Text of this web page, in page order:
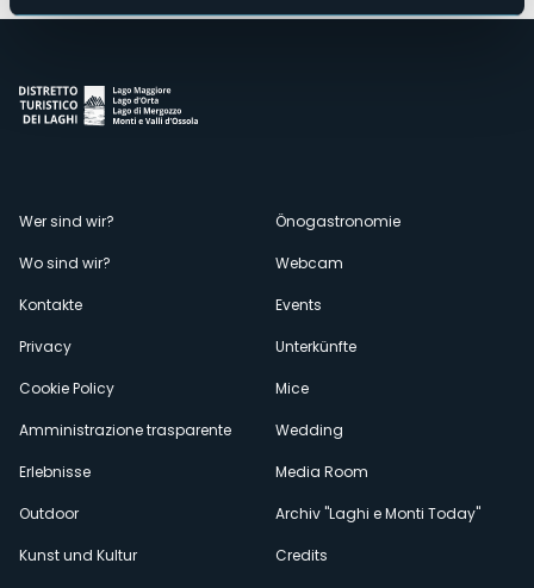
Menù
secondario
Wer sind wir?
Wo sind wir?
Kontakte
Privacy
Cookie Policy
Amministrazione trasparente
Erlebnisse
Outdoor
Kunst und Kultur
Önogastronomie
Webcam
Events
Unterkünfte
Mice
Wedding
Media Room
Archiv "Laghi e Monti Today"
Credits